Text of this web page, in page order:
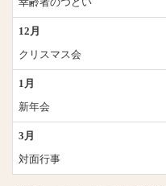
12月
クリスマス会
1月
新年会
3月
対面行事